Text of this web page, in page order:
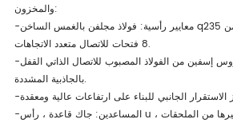
والمخزون:
-معايير رأسية: فولاذ مجلفن بالغمس الساخن q235 مع 500 أسطوانة متباعدة من
8 فتحات للاتصال متعدد الاتجاهات.
-دفاتر الأستاذ الأفقية: رؤوس إسفين من الفولاذ المصبوب للاتصال الذاتي القفل
بالجاذبية المشددة.
-المساعدين: جاك قاعدة ، رأس u ، لوح صلب ، سلم وغيرها من الملحقات